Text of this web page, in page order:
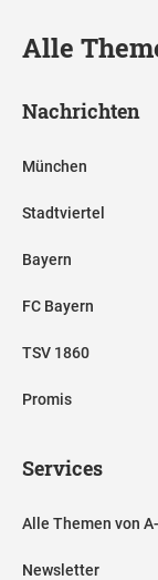
Alle
Nachrichten
München
Stadtviertel
Bayern
FC Bayern
TSV 1860
Promis
Services
Alle Themen von
Newsletter